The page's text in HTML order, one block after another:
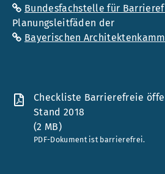
Bundesfachstelle für
Planungsleitfäden der
Bayerischen
Checkliste Barrierefreie
Stand 2018
(2 MB)
PDF-Dokument ist barrierefrei.